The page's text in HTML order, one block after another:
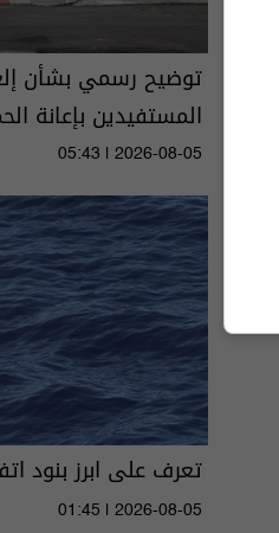
توضيح رسمي بشأن
المستفيدين بإعانة
05:43 | 2026-08-05
تعرف على ابرز بنود
01:45 | 2026-08-05